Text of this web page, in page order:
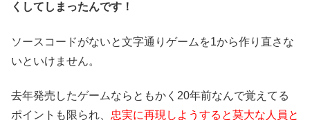
くしてしまったんです！
ソースコードがないと文字通りゲームを1から作り直さな
いといけません。
去年発売したゲームならともかく20年前なんで覚えてる
ポイントも限られ、 忠実に再現しようすると莫大な人員と